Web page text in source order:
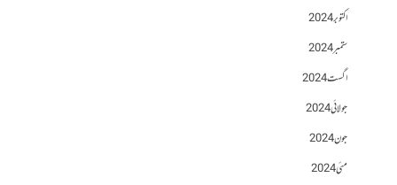
اکتوبر 2024
ستمبر 2024
اگست 2024
جولائی 2024
جون 2024
مئی 2024